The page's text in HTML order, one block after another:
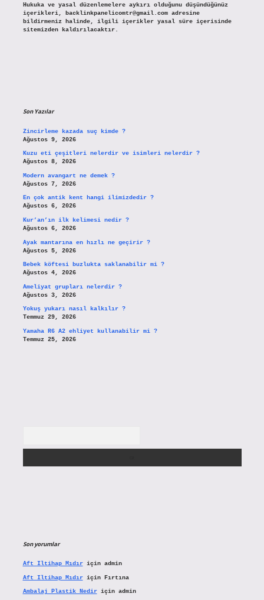
Hukuka ve yasal düzenlemelere aykırı olduğunu düşündüğünüz
içerikleri,
backlinkpanelicomtr@gmail.comadresine
bildirmeniz halinde, ilgili içerikler yasal süre içerisinde
sitemizden kaldırılacaktır.
Son Yazılar
Zincirleme kazada suç kimde ?
Ağustos 9, 2026
Kuzu eti çeşitleri nelerdir ve isimleri nelerdir ?
Ağustos 8, 2026
Modern avangart ne demek ?
Ağustos 7, 2026
En çok antik kent hangi ilimizdedir ?
Ağustos 6, 2026
Kur’an’ın ilk kelimesi nedir ?
Ağustos 6, 2026
Ayak mantarına en hızlı ne geçirir ?
Ağustos 5, 2026
Bebek köftesi buzlukta saklanabilir mi ?
Ağustos 4, 2026
Ameliyat grupları nelerdir ?
Ağustos 3, 2026
Yokuş yukarı nasıl kalkılır ?
Temmuz 29, 2026
Yamaha R6 A2 ehliyet kullanabilir mi ?
Temmuz 25, 2026
Son yorumlar
Aft Iltihap Mıdıriçin admin
Aft Iltihap Mıdıriçin Fırtına
Ambalaj Plastik Nediriçin admin